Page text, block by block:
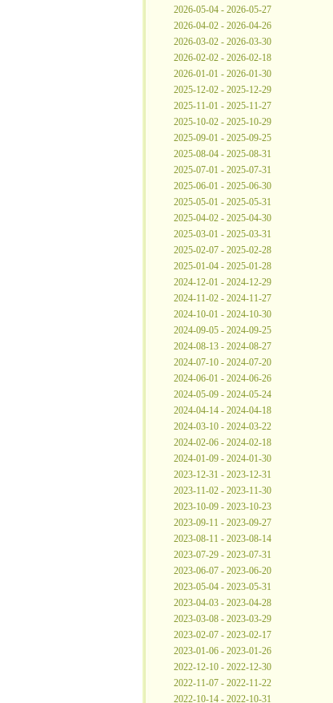
2026-05-04 - 2026-05-27
2026-04-02 - 2026-04-26
2026-03-02 - 2026-03-30
2026-02-02 - 2026-02-18
2026-01-01 - 2026-01-30
2025-12-02 - 2025-12-29
2025-11-01 - 2025-11-27
2025-10-02 - 2025-10-29
2025-09-01 - 2025-09-25
2025-08-04 - 2025-08-31
2025-07-01 - 2025-07-31
2025-06-01 - 2025-06-30
2025-05-01 - 2025-05-31
2025-04-02 - 2025-04-30
2025-03-01 - 2025-03-31
2025-02-07 - 2025-02-28
2025-01-04 - 2025-01-28
2024-12-01 - 2024-12-29
2024-11-02 - 2024-11-27
2024-10-01 - 2024-10-30
2024-09-05 - 2024-09-25
2024-08-13 - 2024-08-27
2024-07-10 - 2024-07-20
2024-06-01 - 2024-06-26
2024-05-09 - 2024-05-24
2024-04-14 - 2024-04-18
2024-03-10 - 2024-03-22
2024-02-06 - 2024-02-18
2024-01-09 - 2024-01-30
2023-12-31 - 2023-12-31
2023-11-02 - 2023-11-30
2023-10-09 - 2023-10-23
2023-09-11 - 2023-09-27
2023-08-11 - 2023-08-14
2023-07-29 - 2023-07-31
2023-06-07 - 2023-06-20
2023-05-04 - 2023-05-31
2023-04-03 - 2023-04-28
2023-03-08 - 2023-03-29
2023-02-07 - 2023-02-17
2023-01-06 - 2023-01-26
2022-12-10 - 2022-12-30
2022-11-07 - 2022-11-22
2022-10-14 - 2022-10-31